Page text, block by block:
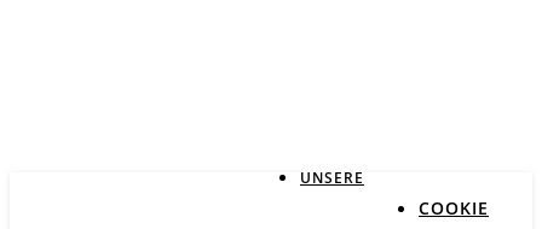
UNSERE
COOKIE